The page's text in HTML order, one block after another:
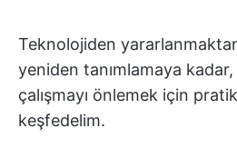
Teknolojiden
yeniden tanımlamaya
çalışmayı önlemek için
keşfedelim.